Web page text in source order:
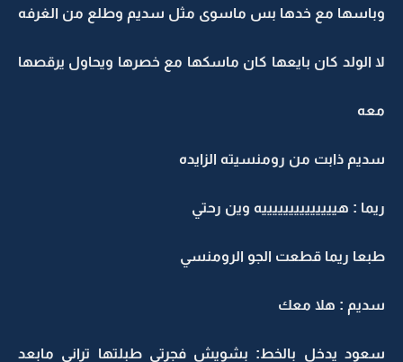
مع خدها بس ماسوى مثل سديم وطلع من الغرفه
الولد كان بايعها كان ماسكها مع خصرها ويحاول يرقصها
ذابت من رومنسيته الزايده
: هييييييييييييييه وين رحتي
ريما قطعت الجو الرومنسي
: هلا معك
يدخل بالخط: بشويش فجرتي طبلتها تراني مابعد